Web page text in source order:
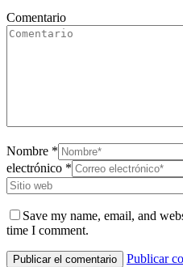
Comentario
Nombre *
electrónico *
Save my name, email, and
time I comment.
Publicar